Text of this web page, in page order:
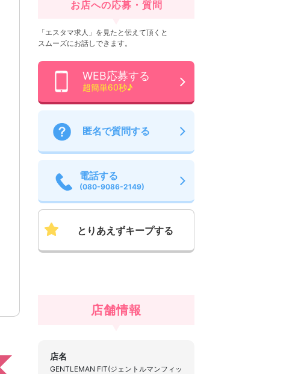
お店への応募・質問
「エスタマ求人」を見たと伝えて頂くと
スムーズにお話しできます。
WEB応募する
超簡単60秒♪
匿名で質問する
電話する
(080-9086-2149)
とりあえずキープする
店舗情報
店名
GENTLEMAN FIT(ジェントルマンフィッ